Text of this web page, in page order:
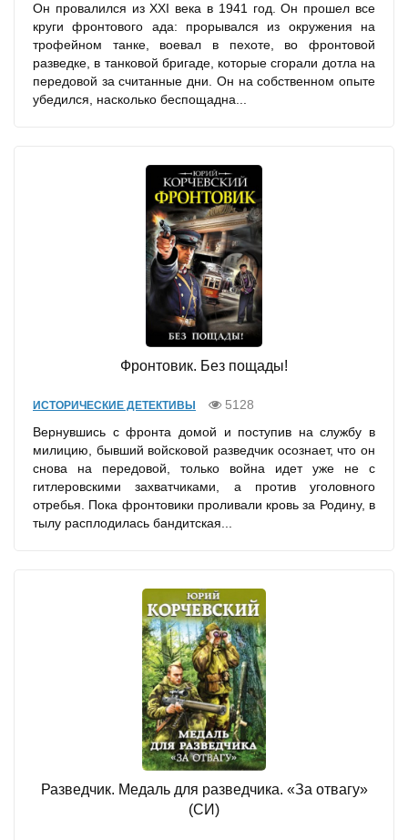
Он провалился из XXI века в 1941 год. Он прошел все
круги фронтового ада: прорывался из окружения на
трофейном танке, воевал в пехоте, во фронтовой
разведке, в танковой бригаде, которые сгорали дотла на
передовой за считанные дни. Он на собственном опыте
убедился, насколько беспощадна...
Фронтовик. Без пощады!
ИСТОРИЧЕСКИЕ ДЕТЕКТИВЫ
5128
Вернувшись с фронта домой и поступив на службу в
милицию, бывший войсковой разведчик осознает, что он
снова на передовой, только война идет уже не с
гитлеровскими захватчиками, а против уголовного
отребья. Пока фронтовики проливали кровь за Родину, в
тылу расплодилась бандитская...
Разведчик. Медаль для разведчика. «За отвагу»
(СИ)